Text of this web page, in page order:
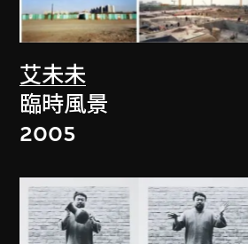
艾未未
臨時風景
2005